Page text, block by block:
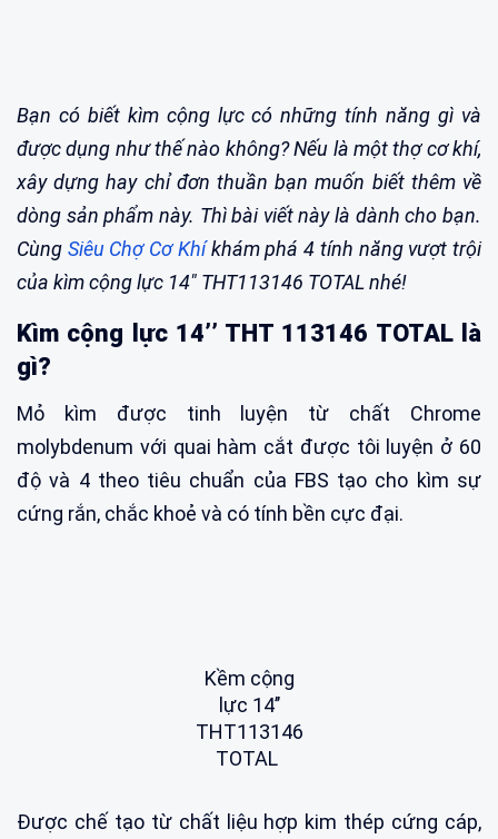
Bạn có biết kìm cộng lực có những tính năng gì và
được dụng như thế nào không? Nếu là một thợ cơ khí,
xây dựng hay chỉ đơn thuần bạn muốn biết thêm về
dòng sản phẩm này. Thì bài viết này là dành cho bạn.
Cùng Siêu Chợ Cơ Khíkhám phá 4 tính năng vượt trội
của kìm cộng lực 14" THT113146 TOTAL nhé!
Kìm cộng lực 14’’ THT 113146 TOTAL là
gì?
Mỏ kìm được tinh luyện từ chất Chrome
molybdenum với quai hàm cắt được tôi luyện ở 60
độ và 4 theo tiêu chuẩn của FBS tạo cho kìm sự
cứng rắn, chắc khoẻ và có tính bền cực đại.
Kềm cộng
lực 14’’
THT113146
TOTAL
Được chế tạo từ chất liệu hợp kim thép cứng cáp,